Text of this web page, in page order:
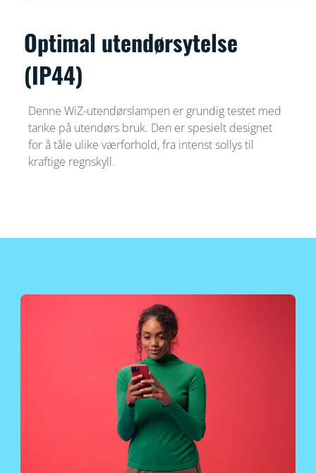
Optimal utendørsytelse
(IP44)
Denne WiZ-utendørslampen er grundig testet med
tanke på utendørs bruk. Den er spesielt designet
for å tåle ulike værforhold, fra intenst sollys til
kraftige regnskyll.